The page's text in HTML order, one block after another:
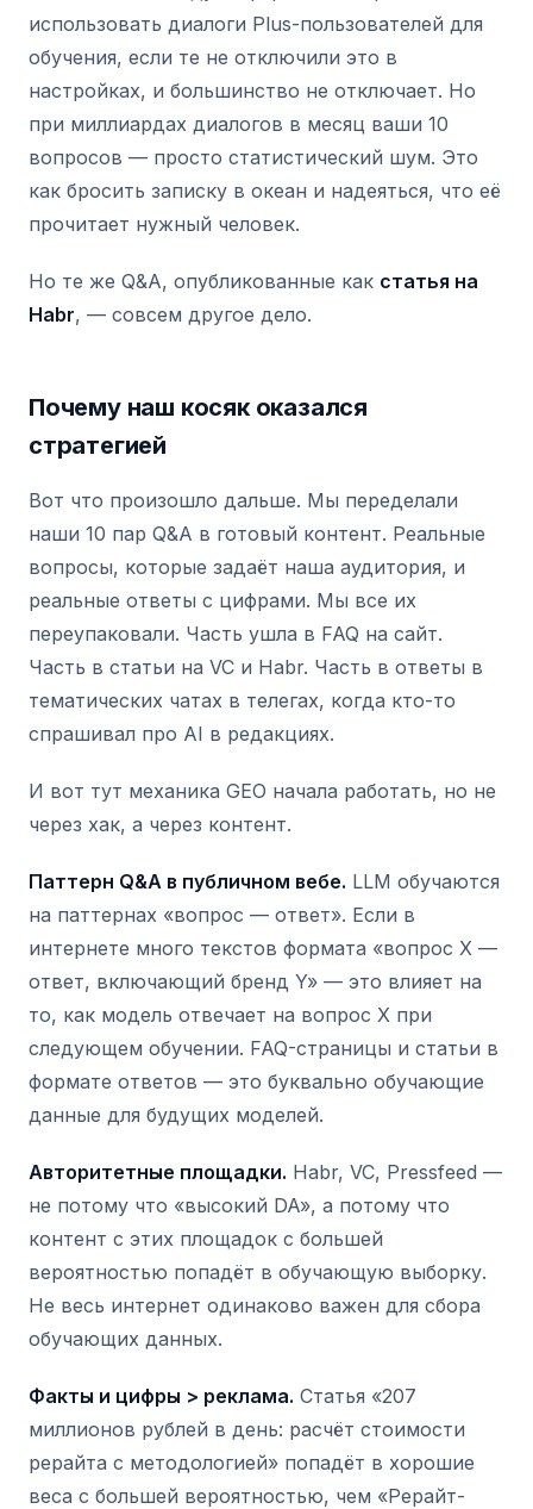
использовать диалоги Plus-пользователей для
обучения, если те не отключили это в
настройках, и большинство не отключает. Но
при миллиардах диалогов в месяц ваши 10
вопросов — просто статистический шум. Это
как бросить записку в океан и надеяться, что её
прочитает нужный человек.
Но те же Q&A, опубликованные как статья на
Habr, — совсем другое дело.
Почему наш косяк оказался
стратегией
Вот что произошло дальше. Мы переделали
наши 10 пар Q&A в готовый контент. Реальные
вопросы, которые задаёт наша аудитория, и
реальные ответы с цифрами. Мы все их
переупаковали. Часть ушла в FAQ на сайт.
Часть в статьи на VC и Habr. Часть в ответы в
тематических чатах в телегах, когда кто-то
спрашивал про AI в редакциях.
И вот тут механика GEO начала работать, но не
через хак, а через контент.
Паттерн Q&A в публичном вебе. LLM обучаются
на паттернах «вопрос — ответ». Если в
интернете много текстов формата «вопрос X —
ответ, включающий бренд Y» — это влияет на
то, как модель отвечает на вопрос X при
следующем обучении. FAQ-страницы и статьи в
формате ответов — это буквально обучающие
данные для будущих моделей.
Авторитетные площадки. Habr, VC, Pressfeed —
не потому что «высокий DA», а потому что
контент с этих площадок с большей
вероятностью попадёт в обучающую выборку.
Не весь интернет одинаково важен для сбора
обучающих данных.
Факты и цифры > реклама. Статья «207
миллионов рублей в день: расчёт стоимости
рерайта с методологией» попадёт в хорошие
веса с большей вероятностью, чем «Рерайт-